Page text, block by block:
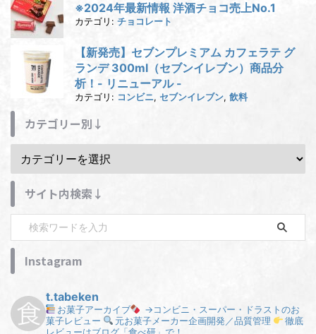
※2024年最新情報 洋酒チョコ売上No.1
カテゴリ: チョコレート
【新発売】セブンプレミアム カフェラテ グ
ランデ 300ml（セブンイレブン）商品分
析！- リニューアル -
カテゴリ: コンビニ, セブンイレブン, 飲料
カテゴリー別↓
サイト内検索↓
Instagram
t.tabeken
お菓子アーカイブ
→コンビニ・スーパー・ドラストのお
菓子レビュー
元お菓子メーカー企画開発／品質管理
徹底